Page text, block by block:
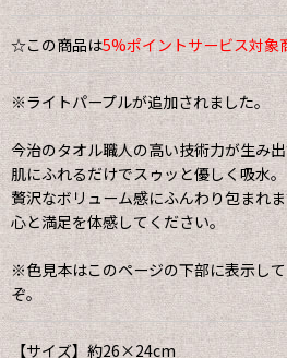
☆この商品は5%ポイントサービス対象
※ライトパープルが追加されました。
今治のタオル職人の高い技術力が生み
肌にふれるだけでスゥッと優しく吸水。
贅沢なボリューム感にふんわり包まれ
心と満足を体感してください。
※色見本はこのページの下部に表示し
ぞ。
【サイズ】約26×24cm